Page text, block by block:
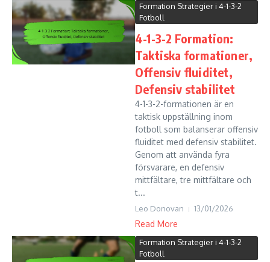
Formation Strategier i 4-1-3-2
Fotboll
4-1-3-2 Formation:
Taktiska formationer,
Offensiv fluiditet,
Defensiv stabilitet
4-1-3-2-formationen är en
taktisk uppställning inom
fotboll som balanserar offensiv
fluiditet med defensiv stabilitet.
Genom att använda fyra
försvarare, en defensiv
mittfältare, tre mittfältare och
t...
Leo Donovan 13/01/2026
Read More
Formation Strategier i 4-1-3-2
Fotboll